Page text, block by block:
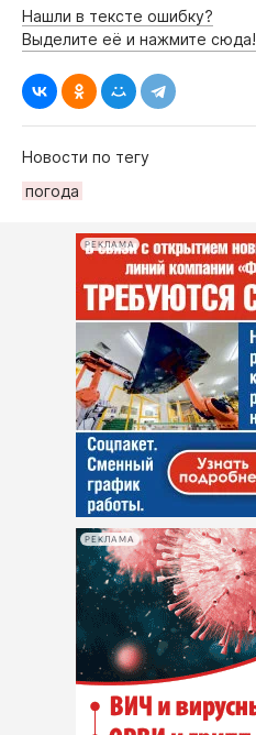
Нашли в тексте ошибку?
Выделите её и нажмите сюда!
Новости по тегу
погода
РЕКЛАМА
РЕКЛАМА